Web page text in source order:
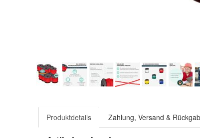
Produktdetails Zahlung, Versand &